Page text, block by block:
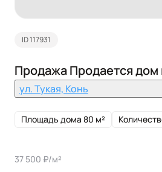
ID 117931
Продажа Продается дом
ул. Тукая, Конь
Площадь дома 80 м²
37 500 ₽/м²